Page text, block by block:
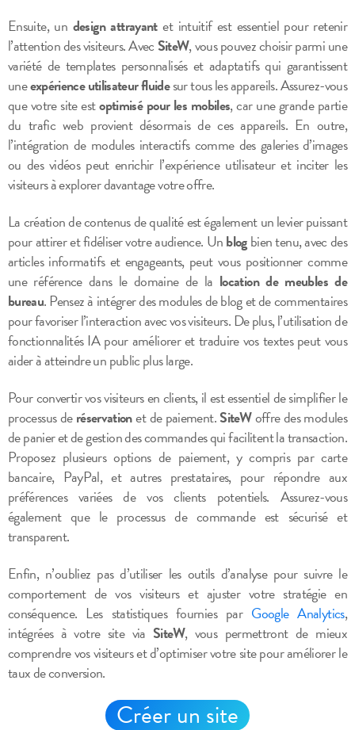
Ensuite, un design attrayantet intuitif est essentiel pour retenir
l’attention des visiteurs. Avec SiteW, vous pouvez choisir parmi une
variété de templates personnalisés et adaptatifs qui garantissent
uneexpérience utilisateur fluidesur tous les appareils. Assurez-vous
que votre site estoptimisé pour les mobiles, car une grande partie
du trafic web provient désormais de ces appareils. En outre,
l’intégration de modules interactifs comme des galeries d’images
ou des vidéos peut enrichir l’expérience utilisateur et inciter les
visiteurs à explorer davantage votre offre.
La création de contenus de qualité est également un levier puissant
pour attirer et fidéliser votre audience. Unblogbien tenu, avec des
articles informatifs et engageants, peut vous positionner comme
une référence dans le domaine de la location de meubles de
bureau. Pensez à intégrer des modules de blog et de commentaires
pour favoriser l’interaction avec vos visiteurs. De plus, l’utilisation de
fonctionnalités IA pour améliorer et traduire vos textes peut vous
aider à atteindre un public plus large.
Pour convertir vos visiteurs en clients, il est essentiel de simplifier le
processus deréservationet de paiement.SiteWoffre des modules
de panier et de gestion des commandes qui facilitent la transaction.
Proposez plusieurs options de paiement, y compris par carte
bancaire, PayPal, et autres prestataires, pour répondre aux
préférences variées de vos clients potentiels. Assurez-vous
également que le processus de commande est sécurisé et
transparent.
Enfin, n’oubliez pas d’utiliser les outils d’analyse pour suivre le
comportement de vos visiteurs et ajuster votre stratégie en
conséquence. Les statistiques fournies par Google Analytics,
intégrées à votre site via SiteW, vous permettront de mieux
comprendre vos visiteurs et d’optimiser votre site pour améliorer le
taux de conversion.
Créer un site